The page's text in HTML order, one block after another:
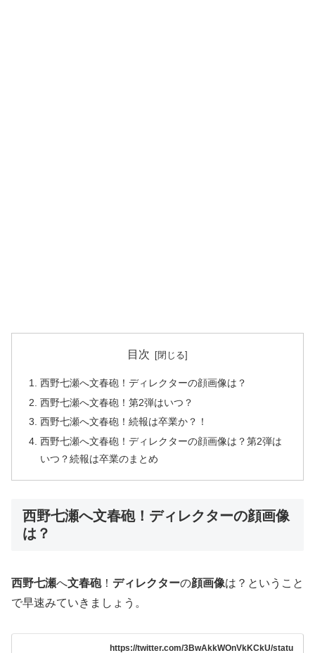
目次
西野七瀬へ文春砲！ディレクターの顔画像は？
西野七瀬へ文春砲！第2弾はいつ？
西野七瀬へ文春砲！続報は卒業か？！
西野七瀬へ文春砲！ディレクターの顔画像は？第2弾は
いつ？続報は卒業のまとめ
西野七瀬へ文春砲！ディレクターの顔画像
は？
西野七瀬へ文春砲！ ディレクターの顔画像は？ということ
で早速みていきましょう。
https://twitter.com/3BwAkkWOnVkKCkU/statu